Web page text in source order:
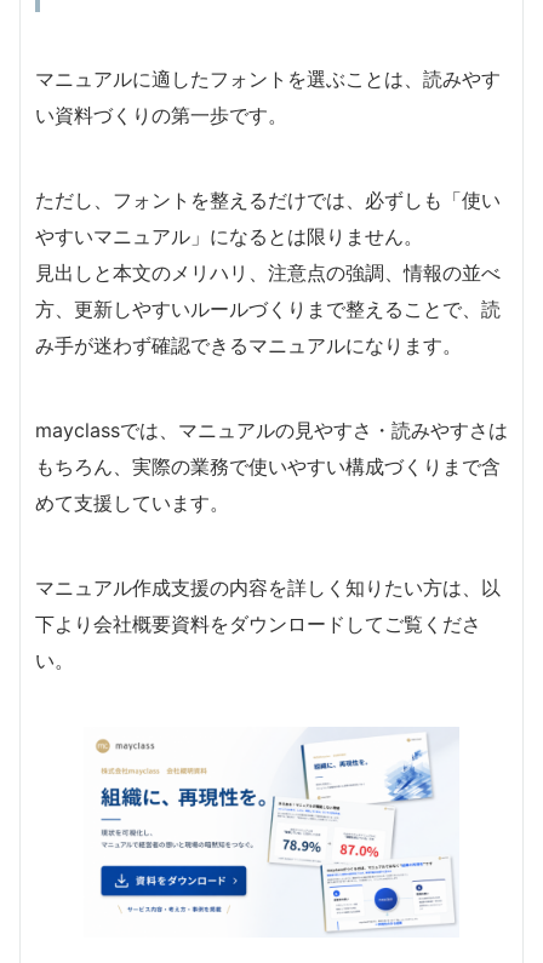
マニュアルに適したフォントを選ぶことは、読みやす
い資料づくりの第一歩です。
ただし、フォントを整えるだけでは、必ずしも「使い
やすいマニュアル」になるとは限りません。
見出しと本文のメリハリ、注意点の強調、情報の並べ
方、更新しやすいルールづくりまで整えることで、読
み手が迷わず確認できるマニュアルになります。
mayclassでは、マニュアルの見やすさ・読みやすさは
もちろん、実際の業務で使いやすい構成づくりまで含
めて支援しています。
マニュアル作成支援の内容を詳しく知りたい方は、以
下より会社概要資料をダウンロードしてご覧くださ
い。